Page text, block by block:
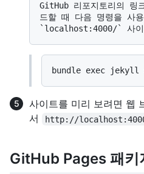
GitHub 리포지토리의 링
드할 때 다음 명령을 사
사이트를 미리 보려면 웹
서
http://
GitHub Pages 패키